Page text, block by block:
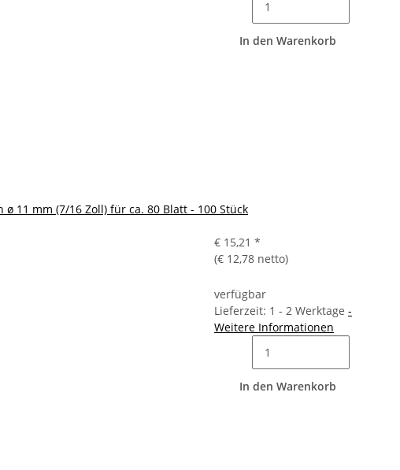
In den Warenkorb
11 mm (7/16 Zoll) für ca. 80 Blatt - 100 Stück
€ 15,21 *
(€ 12,78 netto)
verfügbar
Lieferzeit: 1 - 2 Werktage -
Weitere Informationen
In den Warenkorb